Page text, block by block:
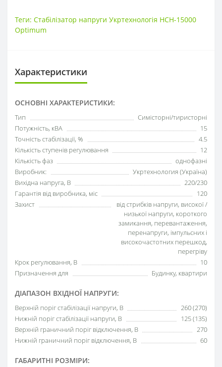
Теги: Стабілізатор напруги Укртехнологія НСН-15000
Optimum
Характеристики
ОСНОВНІ ХАРАКТЕРИСТИКИ:
Тип
Симісторні/тиристорні
Потужність, кВА
15
Точність стабілізації, %
4.5
Кількість ступенів регулювання
12
Кількість фаз
однофазні
Виробник:
Укртехнология (Україна)
Вихідна напруга, В
220/230
Гарантія від виробника, міс
120
Захист
від стрибків напруги, високої /
низької напруги, короткого
замикання, перевантаження,
перенапруги, імпульсних і
високочастотних перешкод,
перегріву
Крок регулювання, В
10
Призначення для
Будинку, квартири
ДІАПАЗОН ВХІДНОЇ НАПРУГИ:
Верхній поріг стабілізації напруги, В
260 (270)
Нижній поріг стабілізації напруги, В
125 (135)
Верхній граничний поріг відключення, В
270
Нижній граничний поріг відключення, В
60
ГАБАРИТНІ РОЗМІРИ: